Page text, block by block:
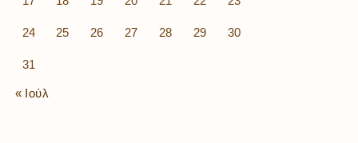
24 25 26 27 28 29 30
31
« Ιούλ